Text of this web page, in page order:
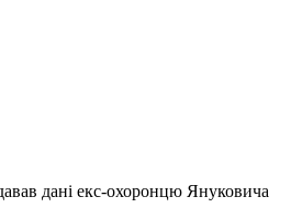
дані екс-охоронцю Януковича